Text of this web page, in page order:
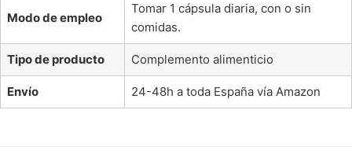
Modo de empleo
Tomar 1 cápsula diaria, con o sin
comidas.
Tipo de producto Complemento alimenticio
Envío 24-48h a toda España vía Amazon